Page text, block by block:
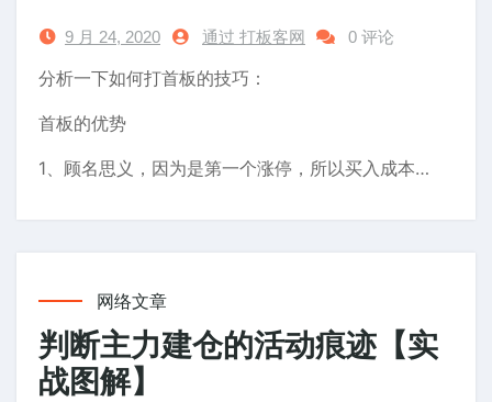
9 月 24, 2020 通过 打板客网 0 评论
分析一下如何打首板的技巧：
首板的优势
1、顾名思义，因为是第一个涨停，所以买入成本…
网络文章
判断主力建仓的活动痕迹【实
战图解】